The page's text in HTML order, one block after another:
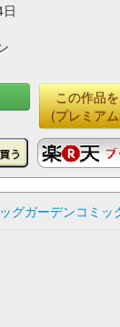
この作品
(プレミア
グガーデンコミッ